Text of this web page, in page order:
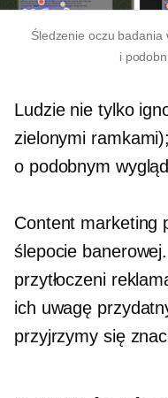
Śledzenie oczu badania
i
Ludzie nie tylko
zielonymi
o podobnym
Content marketing
ślepocie
przytłoczeni
ich uwagę
przyjrzymy się